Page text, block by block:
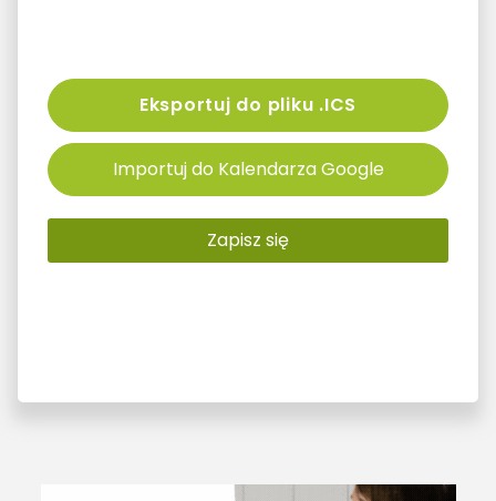
Eksportuj do pliku .ICS
Importuj do Kalendarza Google
Zapisz się